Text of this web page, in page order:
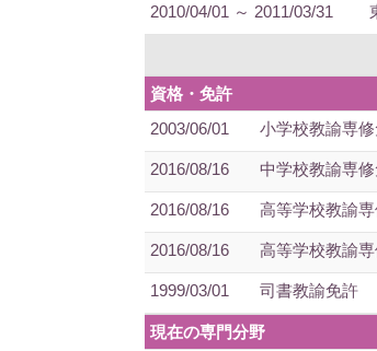
2010/04/01 ～ 2011/03/31
資格・免許
2003/06/01
小学校教諭専
2016/08/16 中学校教諭専修
2016/08/16 高等学校教諭専
2016/08/16 高等学校教諭専
1999/03/01 司書教諭免許
現在の専門分野